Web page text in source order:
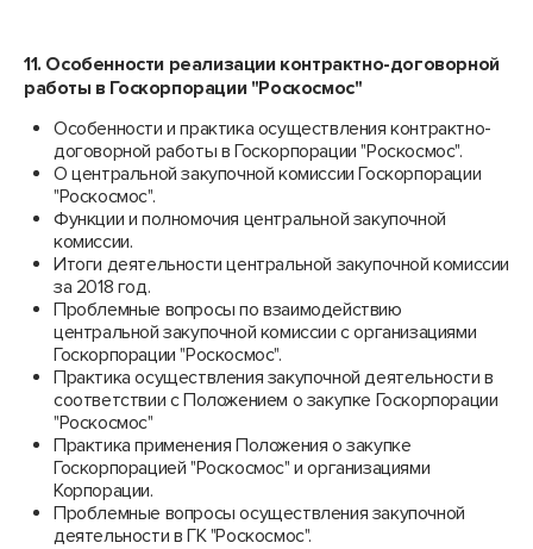
11. Особенности реализации контрактно-договорной
работы в Госкорпорации "Роскосмос"
Особенности и практика осуществления контрактно-
договорной работы в Госкорпорации "Роскосмос".
О центральной закупочной комиссии Госкорпорации
"Роскосмос".
Функции и полномочия центральной закупочной
комиссии.
Итоги деятельности центральной закупочной комиссии
за 2018 год.
Проблемные вопросы по взаимодействию
центральной закупочной комиссии с организациями
Госкорпорации "Роскосмос".
Практика осуществления закупочной деятельности в
соответствии с Положением о закупке Госкорпорации
"Роскосмос"
Практика применения Положения о закупке
Госкорпорацией "Роскосмос" и организациями
Корпорации.
Проблемные вопросы осуществления закупочной
деятельности в ГК "Роскосмос".